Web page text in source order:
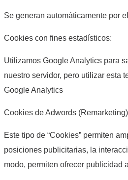
Se generan automáticamente por
Cookies con fines estadísticos:
Utilizamos Google Analytics para
nuestro servidor, pero utilizar esta
Google Analytics
Cookies de Adwords
Este tipo de “Cookies” permiten
posiciones publicitarias, la
modo, permiten ofrecer publicidad